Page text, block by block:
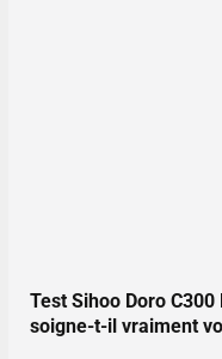
Test Sihoo Doro
soigne-t-il vraiment